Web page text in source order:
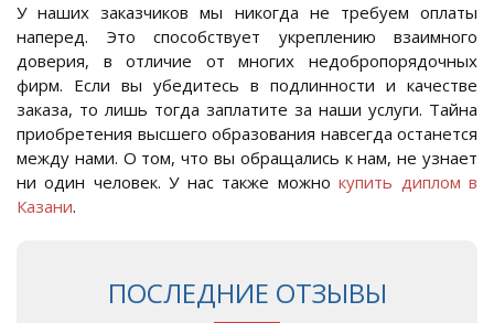
У наших заказчиков мы никогда не требуем оплаты
наперед. Это способствует укреплению взаимного
доверия, в отличие от многих недобропорядочных
фирм. Если вы убедитесь в подлинности и качестве
заказа, то лишь тогда заплатите за наши услуги. Тайна
приобретения высшего образования навсегда останется
между нами. О том, что вы обращались к нам, не узнает
ни один человек. У нас также можнокупить диплом в
Казани.
ПОСЛЕДНИЕ ОТЗЫВЫ